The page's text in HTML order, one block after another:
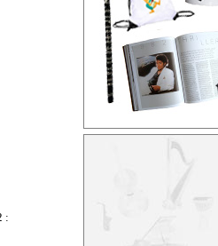
: